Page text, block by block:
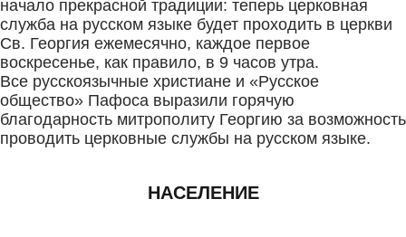
начало прекрасной традиции: теперь церковная
служба на русском языке будет проходить в церкви
Св. Георгия ежемесячно, каждое первое
воскресенье, как правило, в 9 часов утра.
Все русскоязычные христиане и «Русское
общество» Пафоса выразили горячую
благодарность митрополиту Георгию за возможность
проводить церковные службы на русском языке.
НАСЕЛЕНИЕ